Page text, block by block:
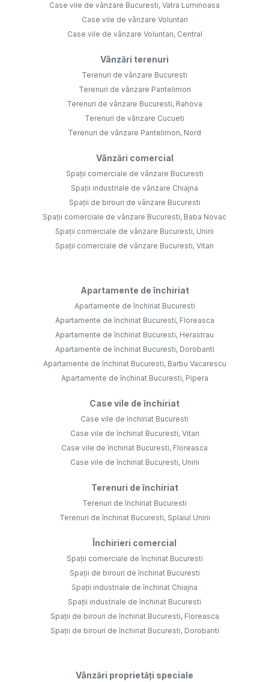
Case vile de vânzare Bucuresti, Vatra Luminoasa
Case vile de vânzare Voluntari
Case vile de vânzare Voluntari, Central
Vânzări terenuri
Terenuri de vânzare Bucuresti
Terenuri de vânzare Pantelimon
Terenuri de vânzare Bucuresti, Rahova
Terenuri de vânzare Cucueti
Terenuri de vânzare Pantelimon, Nord
Vânzări comercial
Spații comerciale de vânzare Bucuresti
Spații industriale de vânzare Chiajna
Spații de birouri de vânzare Bucuresti
Spații comerciale de vânzare Bucuresti, Baba Novac
Spații comerciale de vânzare Bucuresti, Unirii
Spații comerciale de vânzare Bucuresti, Vitan
Apartamente de închiriat
Apartamente de închiriat Bucuresti
Apartamente de închiriat Bucuresti, Floreasca
Apartamente de închiriat Bucuresti, Herastrau
Apartamente de închiriat Bucuresti, Dorobanti
Apartamente de închiriat Bucuresti, Barbu Vacarescu
Apartamente de închiriat Bucuresti, Pipera
Case vile de închiriat
Case vile de închiriat Bucuresti
Case vile de închiriat Bucuresti, Vitan
Case vile de închiriat Bucuresti, Floreasca
Case vile de închiriat Bucuresti, Unirii
Terenuri de închiriat
Terenuri de închiriat Bucuresti
Terenuri de închiriat Bucuresti, Splaiul Unirii
Închirieri comercial
Spații comerciale de închiriat Bucuresti
Spații de birouri de închiriat Bucuresti
Spații industriale de închiriat Chiajna
Spații industriale de închiriat Bucuresti
Spații de birouri de închiriat Bucuresti, Floreasca
Spații de birouri de închiriat Bucuresti, Dorobanti
Vânzări proprietăți speciale